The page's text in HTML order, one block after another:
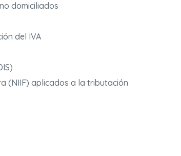
domiciliados
del IVA
(NIIF) aplicados a la tributación